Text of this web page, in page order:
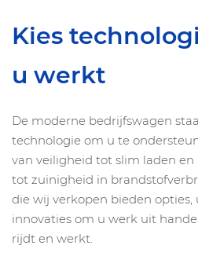
Kies
u werkt
De moderne bedrijfswagen
technologie om u te
van veiligheid tot slim laden en
tot zuinigheid in
die wij verkopen bieden
innovaties om u werk uit
rijdt en werkt.